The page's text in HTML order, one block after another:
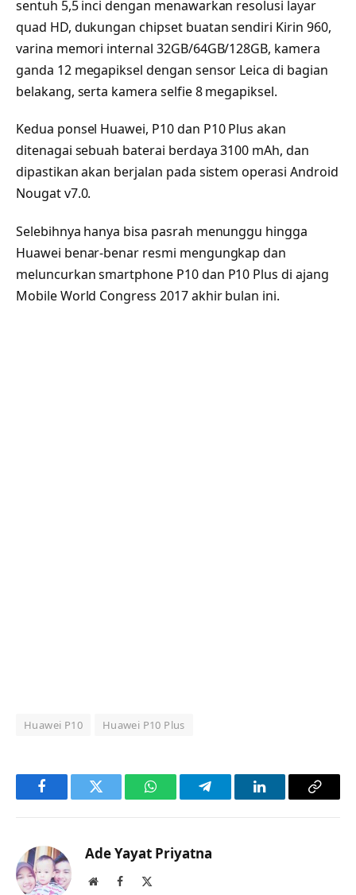
sentuh 5,5 inci dengan menawarkan resolusi layar
quad HD, dukungan chipset buatan sendiri Kirin 960,
varina memori internal 32GB/64GB/128GB, kamera
ganda 12 megapiksel dengan sensor Leica di bagian
belakang, serta kamera selfie 8 megapiksel.
Kedua ponsel Huawei, P10 dan P10 Plus akan
ditenagai sebuah baterai berdaya 3100 mAh, dan
dipastikan akan berjalan pada sistem operasi Android
Nougat v7.0.
Selebihnya hanya bisa pasrah menunggu hingga
Huawei benar-benar resmi mengungkap dan
meluncurkan smartphone P10 dan P10 Plus di ajang
Mobile World Congress 2017 akhir bulan ini.
Huawei P10 Huawei P10 Plus
FacebookTwitter WhatsAppTelegramLinkedInCopy
Ade Yayat Priyatna
WebsiteFacebook